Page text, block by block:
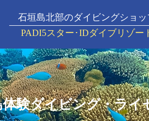
石垣島北部のダイビングショッ
PADI5スター･IDダイブリゾー
体験ダイビング・ライ